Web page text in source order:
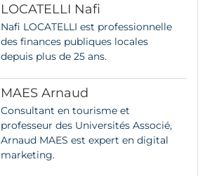
LOCATELLI Nafi
Nafi LOCATELLI est professionnelle
des finances publiques locales
depuis plus de 25 ans.
MAES Arnaud
Consultant en tourisme et
professeur des Universités Associé,
Arnaud MAES est expert en digital
marketing.